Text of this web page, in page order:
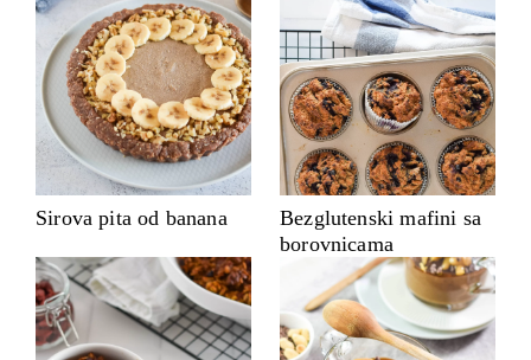
Sirova pita od banana
Bezglutenski mafini sa
borovnicama